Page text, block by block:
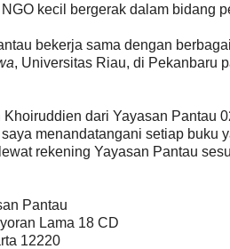
kecil bergerak dalam bidang
bekerja sama dengan
, Universitas Riau, di Pekanbaru
dari Yayasan Pantau
menandatangani setiap buku
rekening Yayasan Pantau
Pantau
Lama 18 CD
12220